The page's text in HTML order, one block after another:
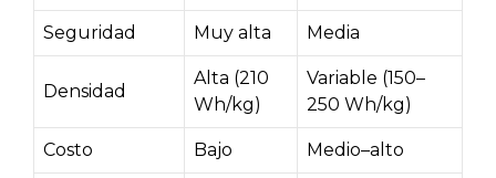
Seguridad Muy alta Media
Densidad
Alta (210
Wh/kg)
Variable (150–
250 Wh/kg)
Costo Bajo Medio–alto